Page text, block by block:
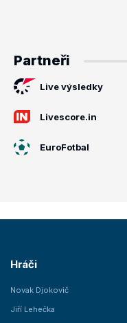
Partneři
Live výsledky
Livescore.in
EuroFotbal
Hráči
Novak Djokovič
Jiří Lehečka